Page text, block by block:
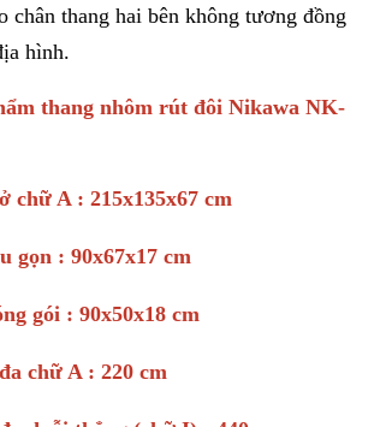
chân thang hai bên không tương đồng
hình.
thang nhôm rút đôi Nikawa NK-
chữ A : 215x135x67 cm
gọn : 90x67x17 cm
gói : 90x50x18 cm
chữ A : 220 cm